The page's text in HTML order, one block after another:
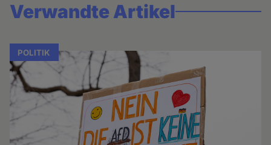
Verwandte Artikel
POLITIK